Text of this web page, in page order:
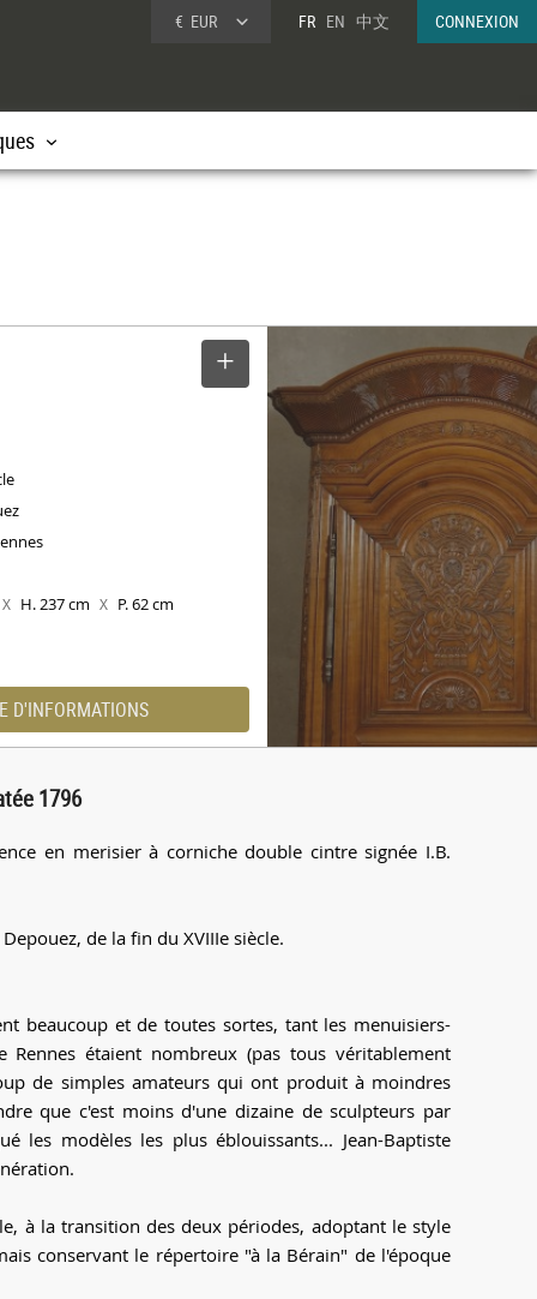
€ EUR FR EN 中文 CONNEXION
X H. 237 cm X P. 62 cm
D'INFORMATIONS
1796
en merisier à corniche double cintre signée I.B.
de la fin du XVIIIe siècle.
beaucoup et de toutes sortes, tant les menuisiers-
étaient nombreux (pas tous véritablement
de simples amateurs qui ont produit à moindres
que c'est moins d'une dizaine de sculpteurs par
les modèles les plus éblouissants... Jean-Baptiste
à la transition des deux périodes, adoptant le style
conservant le répertoire "à la Bérain" de l'époque